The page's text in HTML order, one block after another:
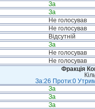
За
За
Не голосував
Не голосував
Відсутній
За
Не голосував
Не голосував
Фракція
За:26 Проти:0
За
За
За